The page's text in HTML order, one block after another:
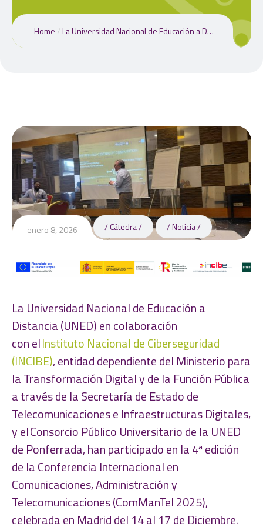
Home La Universidad Nacional de Educación a Distancia (UNED) presenta la ponencia “A Distributed Architecture for Centrality-Based Computation in IoT Networks for Intrusion Detection”, desarrollada como parte del convenio con el Instituto Nacional de Ciberseguridad (INCIBE), en la 4ª edición de la Conferencia Internacional en Comunicaciones, Administración y Telecomunicaciones (ComManTel 2025).
enero 8, 2026 Cátedra Noticia
La Universidad Nacional de Educación a
Distancia (UNED) en colaboración
con elInstituto Nacional de Ciberseguridad
(INCIBE), entidad dependiente del Ministerio para
la Transformación Digital y de la Función Pública
a través de la Secretaría de Estado de
Telecomunicaciones e Infraestructuras Digitales,
y el Consorcio Público Universitario de la UNED
de Ponferrada, han participado en la 4ª edición
de la Conferencia Internacional en
Comunicaciones, Administración y
Telecomunicaciones (ComManTel 2025),
celebrada en Madrid del 14 al 17 de Diciembre.